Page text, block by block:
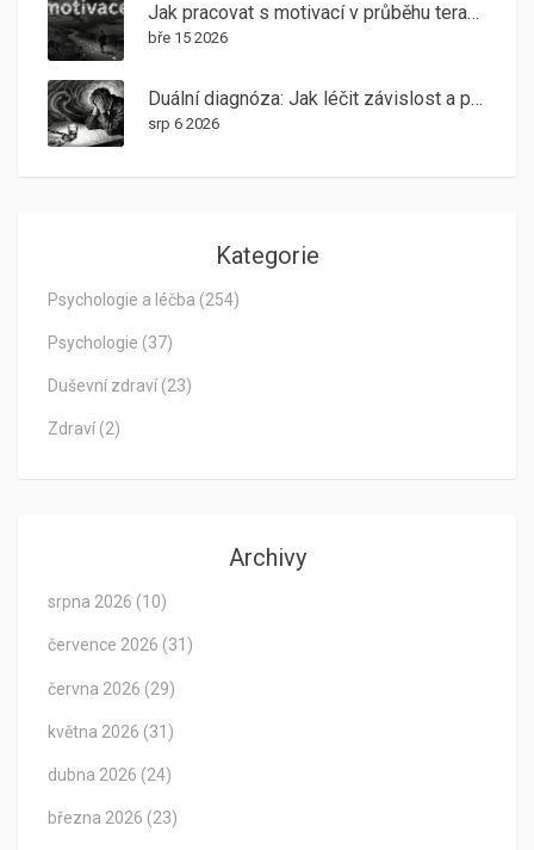
Jak pracovat s motivací v průběhu terapie: Prevence vynechávání sezení
bře 15 2026
Duální diagnóza: Jak léčit závislost a psychickou poruchu najednou
srp 6 2026
Kategorie
Psychologie a léčba (254)
Psychologie (37)
Duševní zdraví (23)
Zdraví (2)
Archivy
srpna 2026 (10)
července 2026 (31)
června 2026 (29)
května 2026 (31)
dubna 2026 (24)
března 2026 (23)